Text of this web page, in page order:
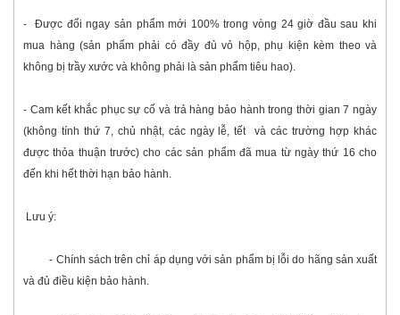
- Được đổi ngay sản phẩm mới 100% trong vòng 24 giờ đầu sau khi
mua hàng (sản phẩm phải có đầy đủ vỏ hộp, phụ kiện kèm theo và
không bị trầy xước và không phải là sản phẩm tiêu hao).
- Cam kết khắc phục sự cố và trả hàng bảo hành trong thời gian 7 ngày
(không tính thứ 7, chủ nhật, các ngày lễ, tết và các trường hợp khác
được thỏa thuận trước) cho các sản phẩm đã mua từ ngày thứ 16 cho
đến khi hết thời hạn bảo hành.
Lưu ý:
- Chính sách trên chỉ áp dụng với sản phẩm bị lỗi do hãng sản xuất
và đủ điều kiện bảo hành.